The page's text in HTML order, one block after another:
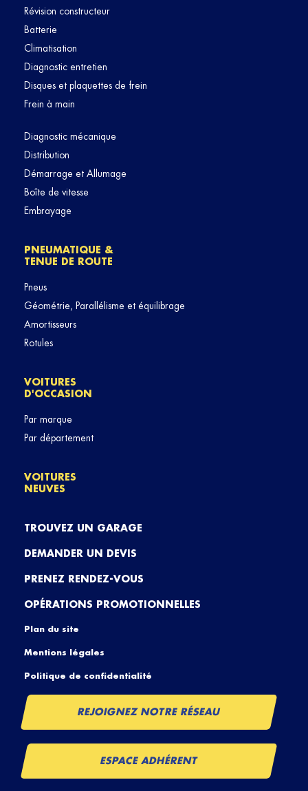
Révision constructeur
Batterie
Climatisation
Diagnostic entretien
Disques et plaquettes de frein
Frein à main
Diagnostic mécanique
Distribution
Démarrage et Allumage
Boîte de vitesse
Embrayage
PNEUMATIQUE &
TENUE DE ROUTE
Pneus
Géométrie, Parallélisme et équilibrage
Amortisseurs
Rotules
VOITURES
D'OCCASION
Par marque
Par département
VOITURES
NEUVES
TROUVEZ UN GARAGE
DEMANDER UN DEVIS
PRENEZ RENDEZ-VOUS
OPÉRATIONS PROMOTIONNELLES
Plan du site
Mentions légales
Politique de confidentialité
REJOIGNEZ NOTRE RÉSEAU
ESPACE ADHÉRENT